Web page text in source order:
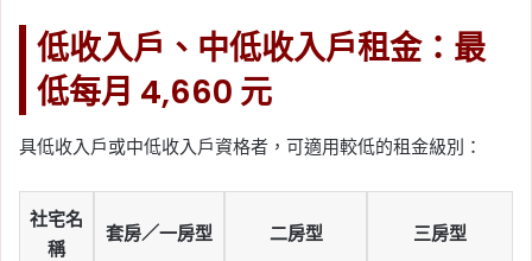
低收入戶、中低收入戶租金：最
低每月 4,660 元
具低收入戶或中低收入戶資格者，可適用較低的租金級別：
社宅名
稱
套房／一房型 二房型 三房型